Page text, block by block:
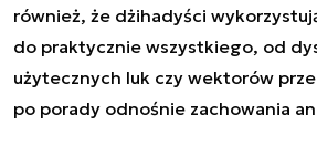
również, że dżihadyści
do praktycznie wszystkiego, od
użytecznych luk czy wektorów
po porady odnośnie zachowania